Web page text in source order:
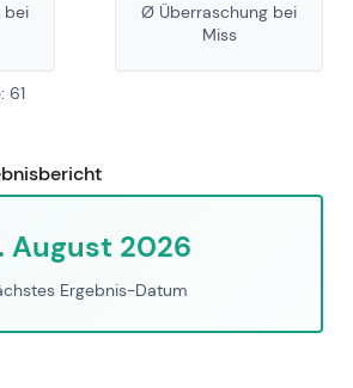
bei
Ø Überraschung bei
Miss
61
August 2026
Ergebnis-Datum